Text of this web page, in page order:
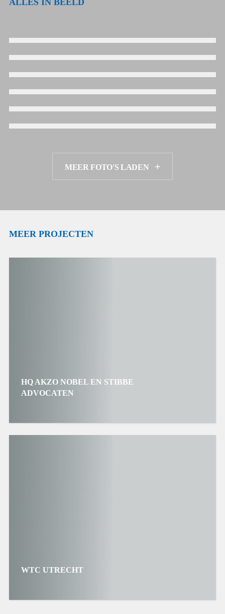
ALLES IN BEELD
MEER FOTO'S LADEN
MEER PROJECTEN
HQ AKZO NOBEL EN STIBBE
ADVOCATEN
WTC UTRECHT